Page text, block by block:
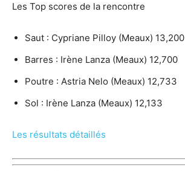
Les Top scores de la rencontre
Saut : Cypriane Pilloy (Meaux) 13,200
Barres : Irène Lanza (Meaux) 12,700
Poutre : Astria Nelo (Meaux) 12,733
Sol : Irène Lanza (Meaux) 12,133
Les résultats détaillés